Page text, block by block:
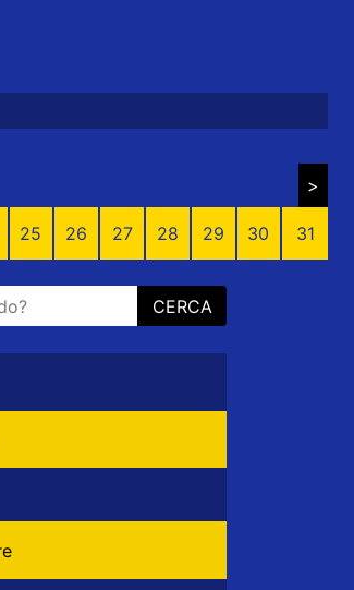
>
25 26 27 28 29 30 31
CERCA